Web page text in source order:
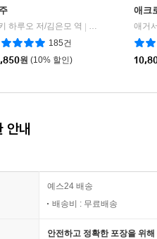
하루오 저/김은모 역
블루홀6
185건
원 (10% 할인)
애크
안내
예스24 배송
배송비 : 무료배송
안전하고 정확한 포장을 위